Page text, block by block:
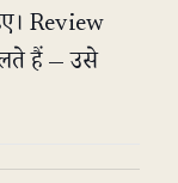
Review
हैं — उसे